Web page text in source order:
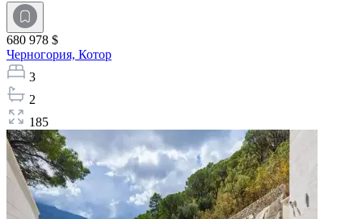
680 978 $
Черногория, Котор
3
2
185